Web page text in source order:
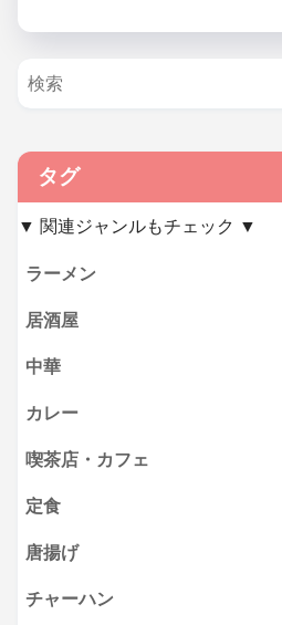
タグ
▼ 関連ジャンルもチェック ▼
ラーメン
居酒屋
中華
カレー
喫茶店・カフェ
定食
唐揚げ
チャーハン